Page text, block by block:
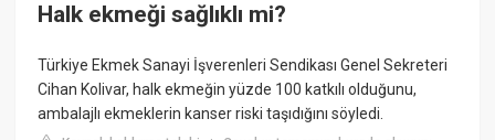
Halk ekmeği sağlıklı mi?
Türkiye Ekmek Sanayi İşverenleri Sendikası Genel Sekreteri
Cihan Kolivar, halk ekmeğin yüzde 100 katkılı olduğunu,
ambalajlı ekmeklerin kanser riski taşıdığını söyledi.